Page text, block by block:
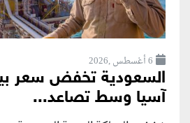
6 أغسطس ,2026
السعودية تخفض سعر
آسيا وسط تصاعد...